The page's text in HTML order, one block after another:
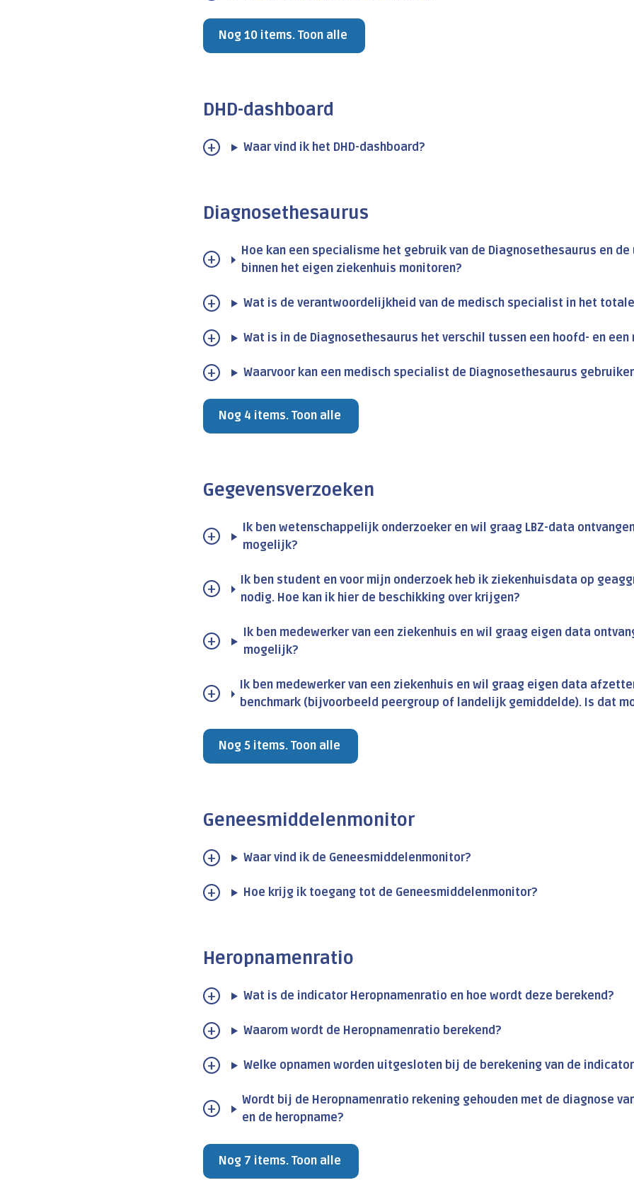
Nog 10 items. Toon alle
DHD-dashboard
Waar vind ik het DHD-dashboard?
Diagnosethesaurus
Hoe kan een specialisme het gebruik van de Diagnosethesaurus en
binnen het eigen ziekenhuis monitoren?
Wat is de verantwoordelijkheid van de medisch specialist in het
Wat is in de Diagnosethesaurus het verschil tussen een hoofd- en een
Waarvoor kan een medisch specialist de Diagnosethesaurus
Nog 4 items. Toon alle
Gegevensverzoeken
Ik ben wetenschappelijk onderzoeker en wil graag LBZ-data
mogelijk?
Ik ben student en voor mijn onderzoek heb ik ziekenhuisdata op
nodig. Hoe kan ik hier de beschikking over krijgen?
Ik ben medewerker van een ziekenhuis en wil graag eigen data
mogelijk?
Ik ben medewerker van een ziekenhuis en wil graag eigen data
benchmark (bijvoorbeeld peergroup of landelijk gemiddelde). Is dat
Nog 5 items. Toon alle
Geneesmiddelenmonitor
Waar vind ik de Geneesmiddelenmonitor?
Hoe krijg ik toegang tot de Geneesmiddelenmonitor?
Heropnamenratio
Wat is de indicator Heropnamenratio en hoe wordt deze berekend?
Waarom wordt de Heropnamenratio berekend?
Welke opnamen worden uitgesloten bij de berekening van de
Wordt bij de Heropnamenratio rekening gehouden met de diagnose
en de heropname?
Nog 7 items. Toon alle